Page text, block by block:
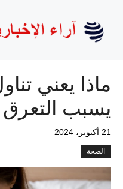
المحتوى
ماذا يعني
يسبب التعرق
21 أكتوبر، 2024
الصحة